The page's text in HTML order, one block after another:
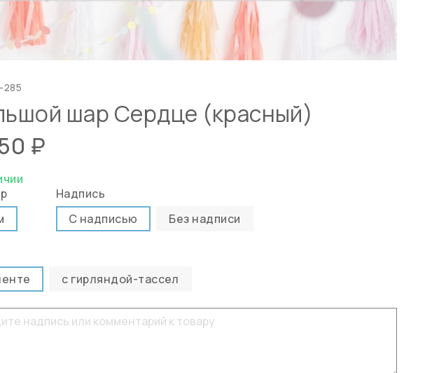
285
шар Сердце (красный)
₽
Надпись
С надписью
Без надписи
с гирляндой-тассел